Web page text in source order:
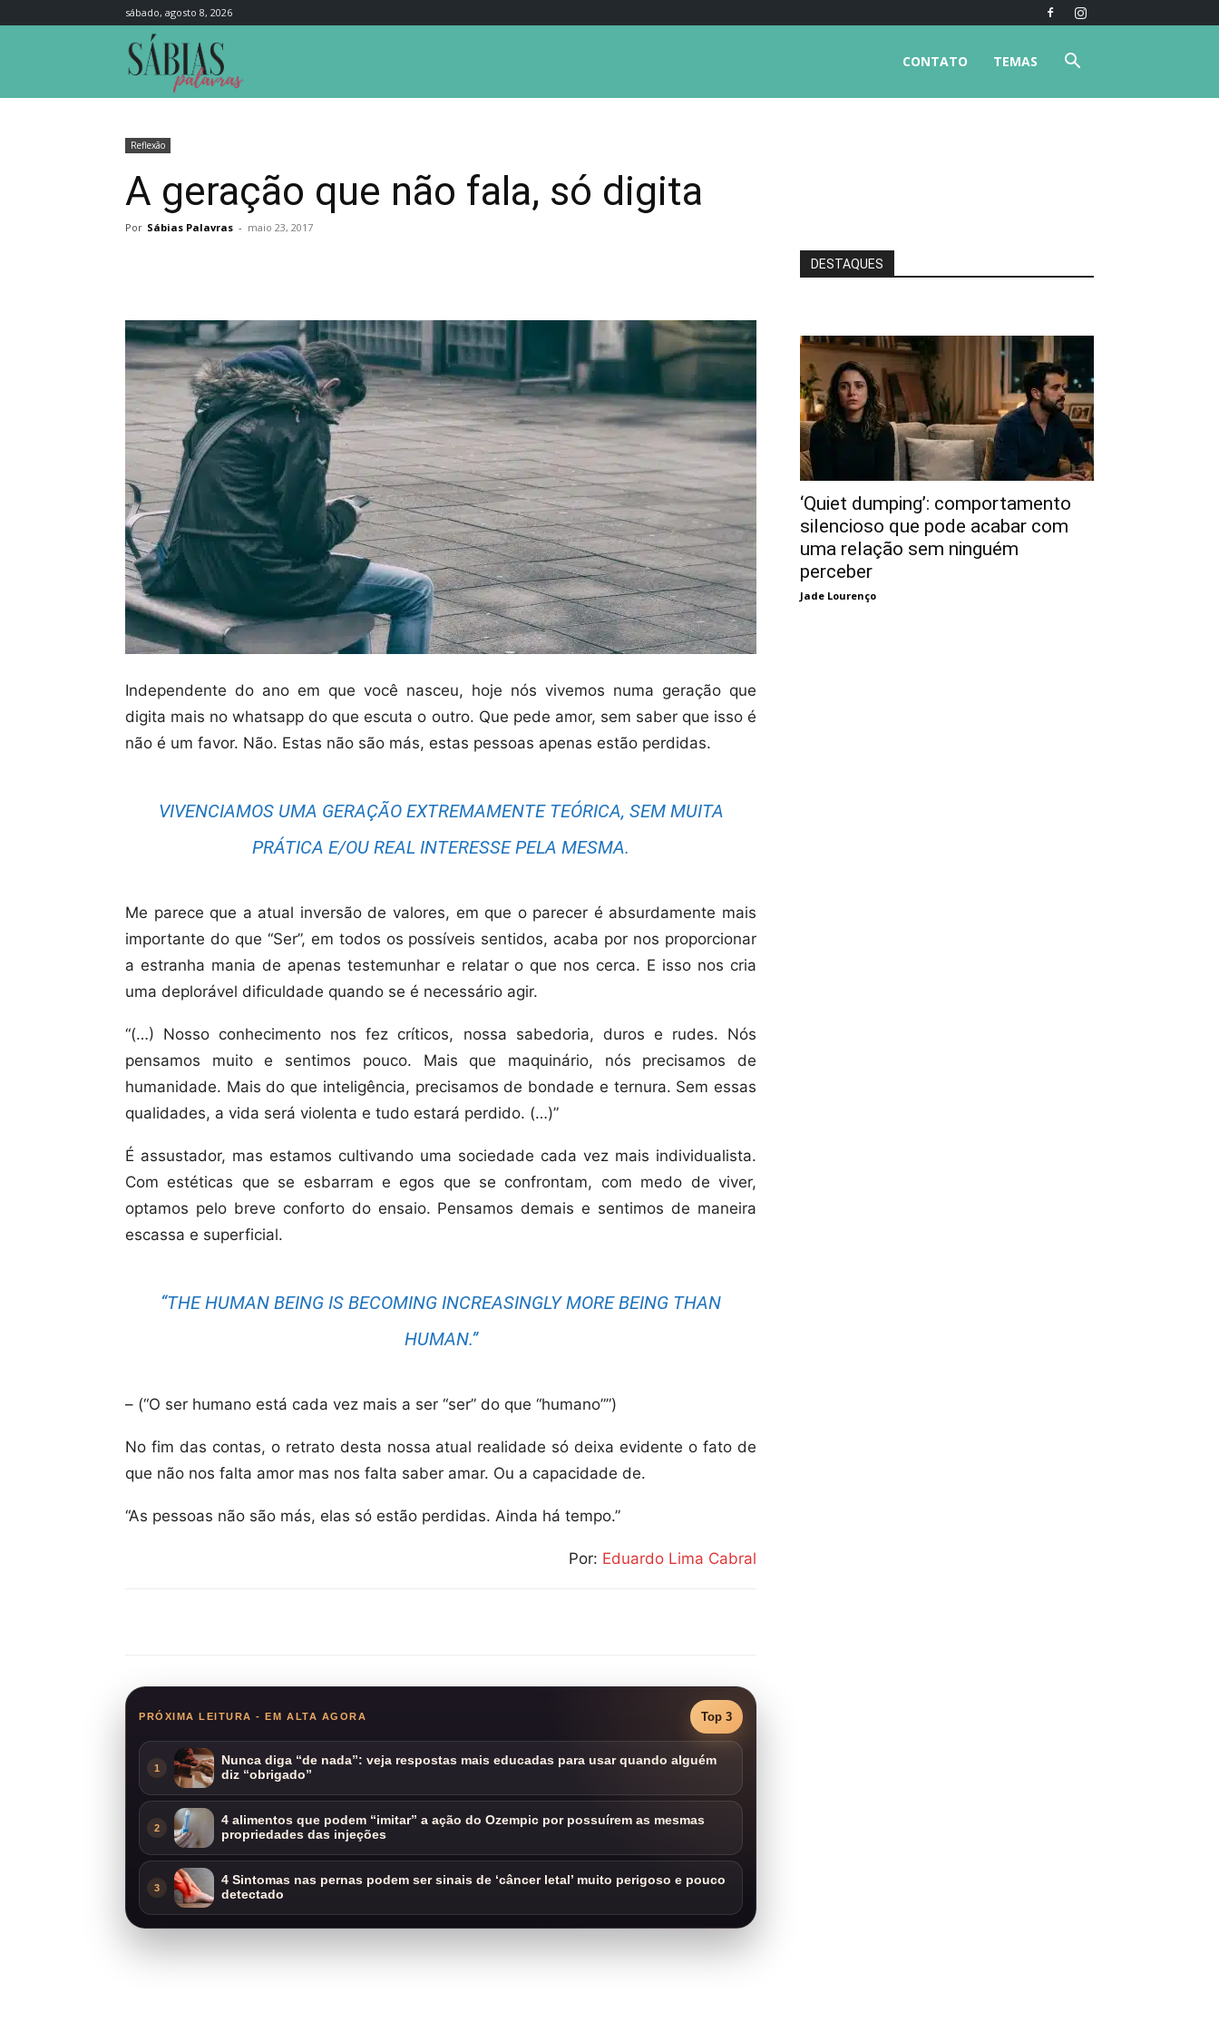
sábado, agosto 8, 2026
TEMAS
CONTATO
Reflexão
A geração que não fala, só digita
Por Sábias Palavras - maio 23, 2017
Independente do ano em que você nasceu, hoje nós vivemos numa geração que
digita mais no whatsapp do que escuta o outro. Que pede amor, sem saber que isso é
não é um favor. Não. Estas não são más, estas pessoas apenas estão perdidas.
VIVENCIAMOS UMA GERAÇÃO EXTREMAMENTE TEÓRICA, SEM MUITA
PRÁTICA E/OU REAL INTERESSE PELA MESMA.
Me parece que a atual inversão de valores, em que o parecer é absurdamente mais
importante do que “Ser”, em todos os possíveis sentidos, acaba por nos proporcionar
a estranha mania de apenas testemunhar e relatar o que nos cerca. E isso nos cria
uma deplorável dificuldade quando se é necessário agir.
“(…) Nosso conhecimento nos fez críticos, nossa sabedoria, duros e rudes. Nós
pensamos muito e sentimos pouco. Mais que maquinário, nós precisamos de
humanidade. Mais do que inteligência, precisamos de bondade e ternura. Sem essas
qualidades, a vida será violenta e tudo estará perdido. (…)”
É assustador, mas estamos cultivando uma sociedade cada vez mais individualista.
Com estéticas que se esbarram e egos que se confrontam, com medo de viver,
optamos pelo breve conforto do ensaio. Pensamos demais e sentimos de maneira
escassa e superficial.
“THE HUMAN BEING IS BECOMING INCREASINGLY MORE BEING THAN
HUMAN.”
– (“O ser humano está cada vez mais a ser “ser” do que “humano””)
No fim das contas, o retrato desta nossa atual realidade só deixa evidente o fato de
que não nos falta amor mas nos falta saber amar. Ou a capacidade de.
“As pessoas não são más, elas só estão perdidas. Ainda há tempo.”
Por: Eduardo Lima Cabral
PRÓXIMA LEITURA - EM ALTA AGORA Top 3
1
Nunca diga “de nada”: veja respostas mais educadas para usar quando alguém
diz “obrigado”
2
4 alimentos que podem “imitar” a ação do Ozempic por possuírem as mesmas
propriedades das injeções
3
4 Sintomas nas pernas podem ser sinais de ‘câncer letal’ muito perigoso e pouco
detectado
DESTAQUES
‘Quiet dumping’: comportamento
silencioso que pode acabar com
uma relação sem ninguém
perceber
Jade Lourenço